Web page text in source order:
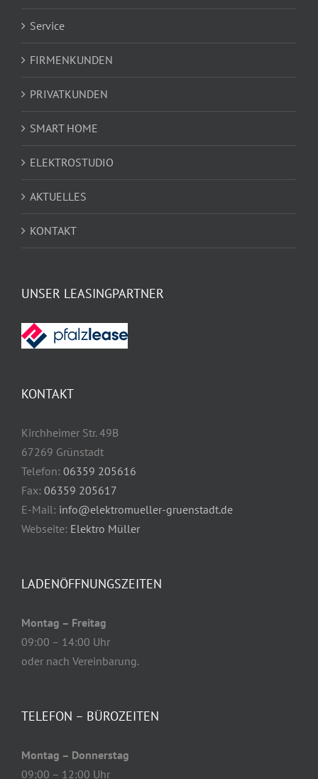
Service
FIRMENKUNDEN
PRIVATKUNDEN
SMART HOME
ELEKTROSTUDIO
AKTUELLES
KONTAKT
UNSER LEASINGPARTNER
KONTAKT
Kirchheimer Str. 49B
67269 Grünstadt
Telefon: 06359 205616
Fax: 06359 205617
E-Mail: info@elektromueller-gruenstadt.de
Webseite: Elektro Müller
LADENÖFFNUNGSZEITEN
Montag – Freitag
09:00 – 14:00 Uhr
oder nach Vereinbarung.
TELEFON – BÜROZEITEN
Montag – Donnerstag
09:00 – 12:00 Uhr